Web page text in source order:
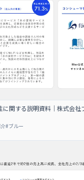
関する説明資料｜株式会社
#ブルー